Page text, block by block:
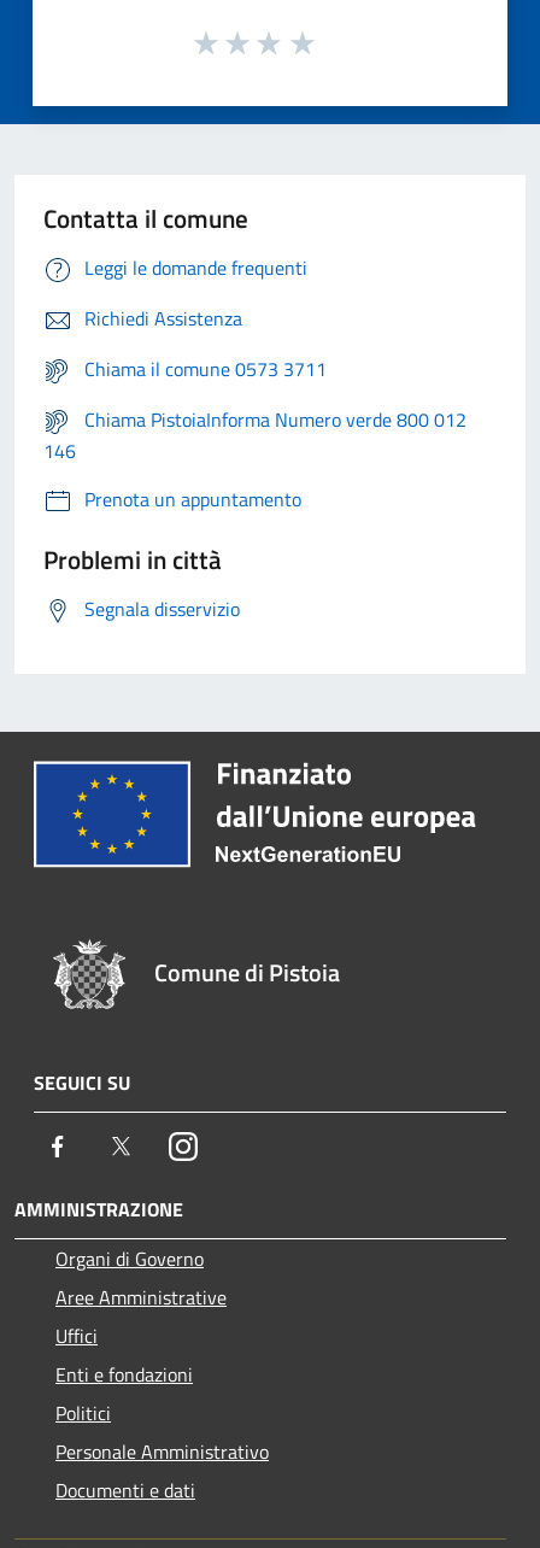
Contatta il comune
Leggi le domande frequenti
Richiedi Assistenza
Chiama il comune 0573 3711
Chiama PistoiaInforma Numero verde 800 012
146
Prenota un appuntamento
Problemi in città
Segnala disservizio
Comune di Pistoia
SEGUICI SU
Facebook TwitterInstagram
AMMINISTRAZIONE
Organi di Governo
Aree Amministrative
Uffici
Enti e fondazioni
Politici
Personale Amministrativo
Documenti e dati